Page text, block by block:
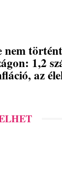
nem
1,2
az